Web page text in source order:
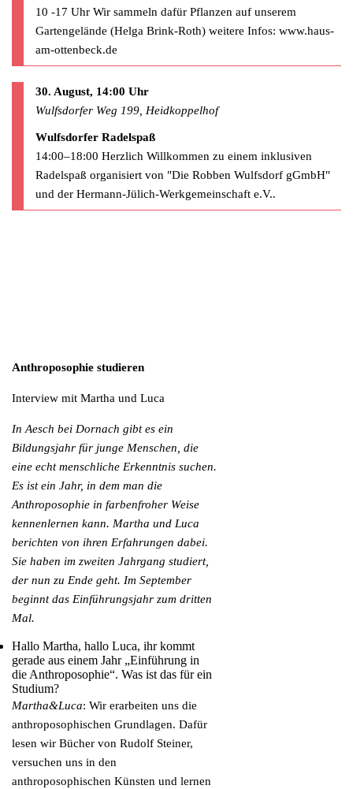
10 -17 Uhr Wir sammeln dafür Pflanzen auf unserem
Gartengelände (Helga Brink-Roth) weitere Infos: www.haus-
am-ottenbeck.de
30. August, 14:00 Uhr
Wulfsdorfer Weg 199, Heidkoppelhof
Wulfsdorfer Radelspaß
14:00–18:00 Herzlich Willkommen zu einem inklusiven
Radelspaß organisiert von "Die Robben Wulfsdorf gGmbH"
und der Hermann-Jülich-Werkgemeinschaft e.V..
Anthroposophie studieren
Interview mit Martha und Luca
In Aesch bei Dornach gibt es ein
Bildungsjahr für junge Menschen, die
eine echt menschliche Erkenntnis suchen.
Es ist ein Jahr, in dem man die
Anthroposophie in farbenfroher Weise
kennenlernen kann. Martha und Luca
berichten von ihren Erfahrungen dabei.
Sie haben im zweiten Jahrgang studiert,
der nun zu Ende geht. Im September
beginnt das Einführungsjahr zum dritten
Mal.
Hallo Martha, hallo Luca, ihr kommt
gerade aus einem Jahr „Einführung in
die Anthroposophie“. Was ist das für ein
Studium?
Martha&Luca: Wir erarbeiten uns die
anthroposophischen Grundlagen. Dafür
lesen wir Bücher von Rudolf Steiner,
versuchen uns in den
anthroposophischen Künsten und lernen